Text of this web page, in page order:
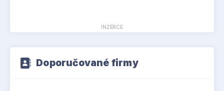
INZERCE
Doporučované firmy